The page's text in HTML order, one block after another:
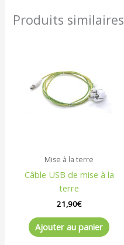
Produits similaires
Mise à la terre
Câble USB de mise à la
terre
21,90€
Ajouter au panier